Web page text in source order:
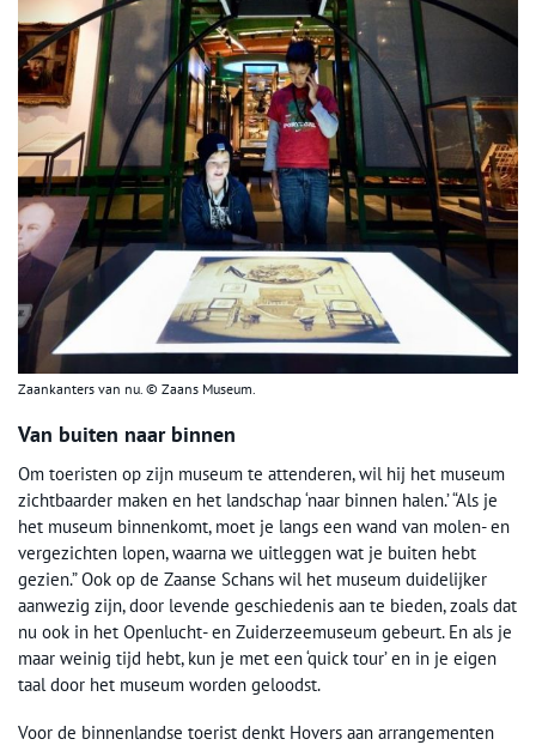
Zaankanters van nu. © Zaans Museum.
Van buiten naar binnen
Om toeristen op zijn museum te attenderen, wil hij het museum
zichtbaarder maken en het landschap ‘naar binnen halen.’ “Als je
het museum binnenkomt, moet je langs een wand van molen- en
vergezichten lopen, waarna we uitleggen wat je buiten hebt
gezien.” Ook op de Zaanse Schans wil het museum duidelijker
aanwezig zijn, door levende geschiedenis aan te bieden, zoals dat
nu ook in het Openlucht- en Zuiderzeemuseum gebeurt. En als je
maar weinig tijd hebt, kun je met een ‘quick tour’ en in je eigen
taal door het museum worden geloodst.
Voor de binnenlandse toerist denkt Hovers aan arrangementen